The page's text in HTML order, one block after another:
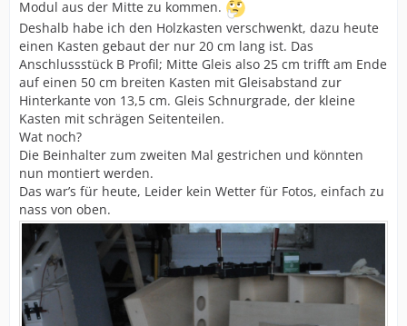
Modul aus der Mitte zu kommen.
Deshalb habe ich den Holzkasten verschwenkt, dazu heute
einen Kasten gebaut der nur 20 cm lang ist. Das
Anschlussstück B Profil; Mitte Gleis also 25 cm trifft am Ende
auf einen 50 cm breiten Kasten mit Gleisabstand zur
Hinterkante von 13,5 cm. Gleis Schnurgrade, der kleine
Kasten mit schrägen Seitenteilen.
Wat noch?
Die Beinhalter zum zweiten Mal gestrichen und könnten
nun montiert werden.
Das war’s für heute, Leider kein Wetter für Fotos, einfach zu
nass von oben.